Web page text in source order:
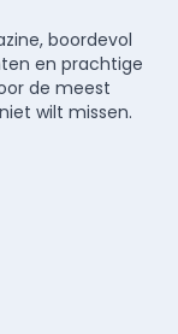
boordevol
en prachtige
de meest
wilt missen.